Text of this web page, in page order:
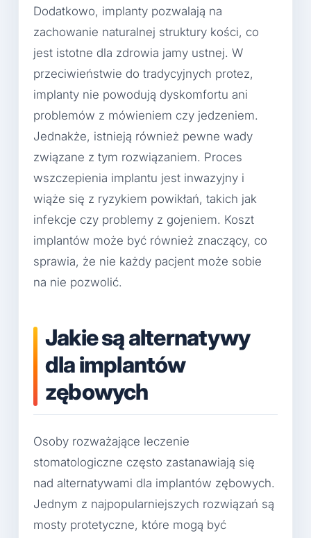
Dodatkowo, implanty pozwalają na
zachowanie naturalnej struktury kości, co
jest istotne dla zdrowia jamy ustnej. W
przeciwieństwie do tradycyjnych protez,
implanty nie powodują dyskomfortu ani
problemów z mówieniem czy jedzeniem.
Jednakże, istnieją również pewne wady
związane z tym rozwiązaniem. Proces
wszczepienia implantu jest inwazyjny i
wiąże się z ryzykiem powikłań, takich jak
infekcje czy problemy z gojeniem. Koszt
implantów może być również znaczący, co
sprawia, że nie każdy pacjent może sobie
na nie pozwolić.
Jakie są alternatywy
dla implantów
zębowych
Osoby rozważające leczenie
stomatologiczne często zastanawiają się
nad alternatywami dla implantów zębowych.
Jednym z najpopularniejszych rozwiązań są
mosty protetyczne, które mogą być